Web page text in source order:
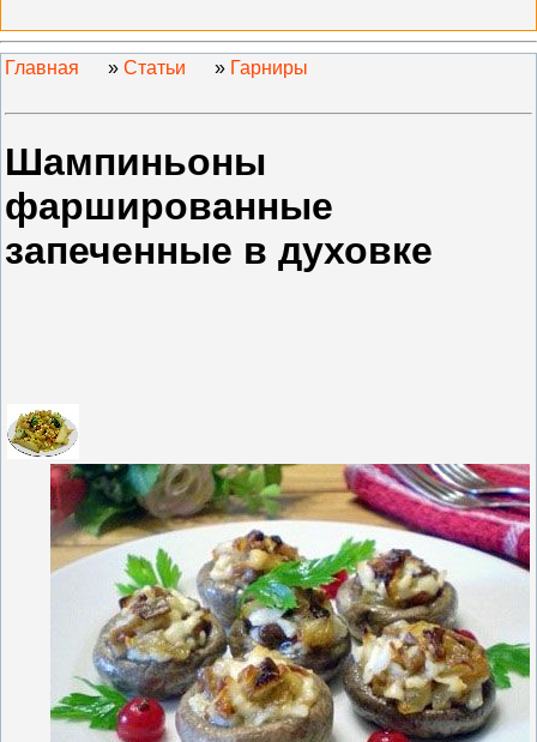
Главная » Статьи » Гарниры
Шампиньоны
фаршированные
запеченные в духовке